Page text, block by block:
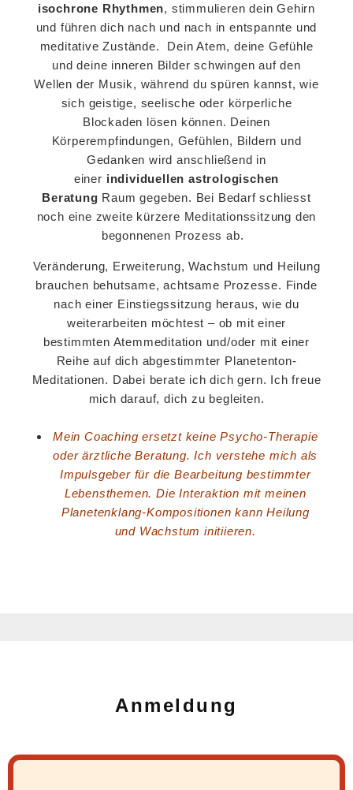
isochrone Rhythmen, stimmulieren dein Gehirn
und führen dich nach und nach in entspannte und
meditative Zustände. Dein Atem, deine Gefühle
und deine inneren Bilder schwingen auf den
Wellen der Musik, während du spüren kannst, wie
sich geistige, seelische oder körperliche
Blockaden lösen können. Deinen
Körperempfindungen, Gefühlen, Bildern und
Gedanken wird anschließend in
einer individuellen astrologischen
Beratung Raum gegeben. Bei Bedarf schliesst
noch eine zweite kürzere Meditationssitzung den
begonnenen Prozess ab.
Veränderung, Erweiterung, Wachstum und Heilung
brauchen behutsame, achtsame Prozesse. Finde
nach einer Einstiegssitzung heraus, wie du
weiterarbeiten möchtest – ob mit einer
bestimmten Atemmeditation und/oder mit einer
Reihe auf dich abgestimmter Planetenton-
Meditationen. Dabei berate ich dich gern. Ich freue
mich darauf, dich zu begleiten.
Mein Coaching ersetzt keine Psycho-Therapie
oder ärztliche Beratung. Ich verstehe mich als
Impulsgeber für die Bearbeitung bestimmter
Lebensthemen. Die Interaktion mit meinen
Planetenklang-Kompositionen kann Heilung
und Wachstum initiieren.
Anmeldung